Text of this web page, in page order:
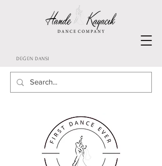
DÜĞÜN DANSI